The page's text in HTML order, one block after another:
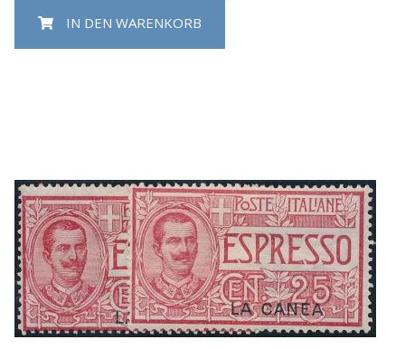
IN DEN WARENKORB